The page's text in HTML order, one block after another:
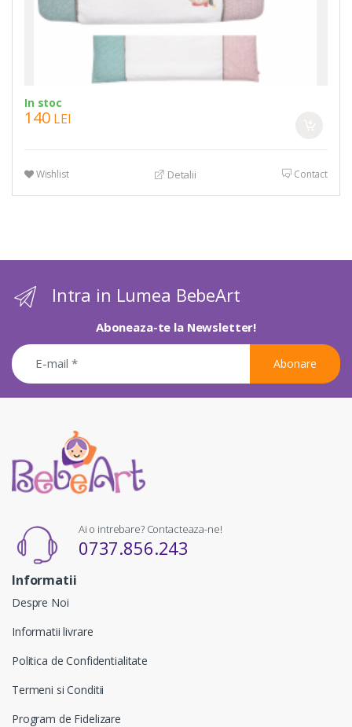
In stoc
140 LEI
Wishlist Detalii Contact
Intra in Lumea BebeArt
Aboneaza-te la Newsletter!
Abonare
Ai o intrebare? Contacteaza-ne!
0737.856.243
Informatii
Despre Noi
Informatii livrare
Politica de Confidentialitate
Termeni si Conditii
Program de Fidelizare